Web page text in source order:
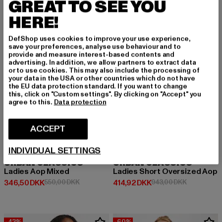
-37%
URBAN CLASSICS
Ladies Aop Mixed
346,50 DKK
Nuværende pris: 346,50 DKK
550,00 DKKKampagnepris: 550,00 DKK
URBAN CLASSICS
Ladies Short Oversized Aop
414,92 DKK
Nuværende pris: 414,92 DKK
943,00 DKK
GREAT TO SEE YOU
HERE!
DefShop uses cookies to improve your use experience,
save your preferences, analyse use behaviour and to
provide and measure interest-based contents and
advertising. In addition, we allow partners to extract data
or to use cookies. This may also include the processing of
your data in the USA or other countries which do not have
the EU data protection standard. If you want to change
this, click on "Custom settings". By clicking on "Accept" you
agree to this. Data protection
ACCEPT
INDIVIDUAL SETTINGS